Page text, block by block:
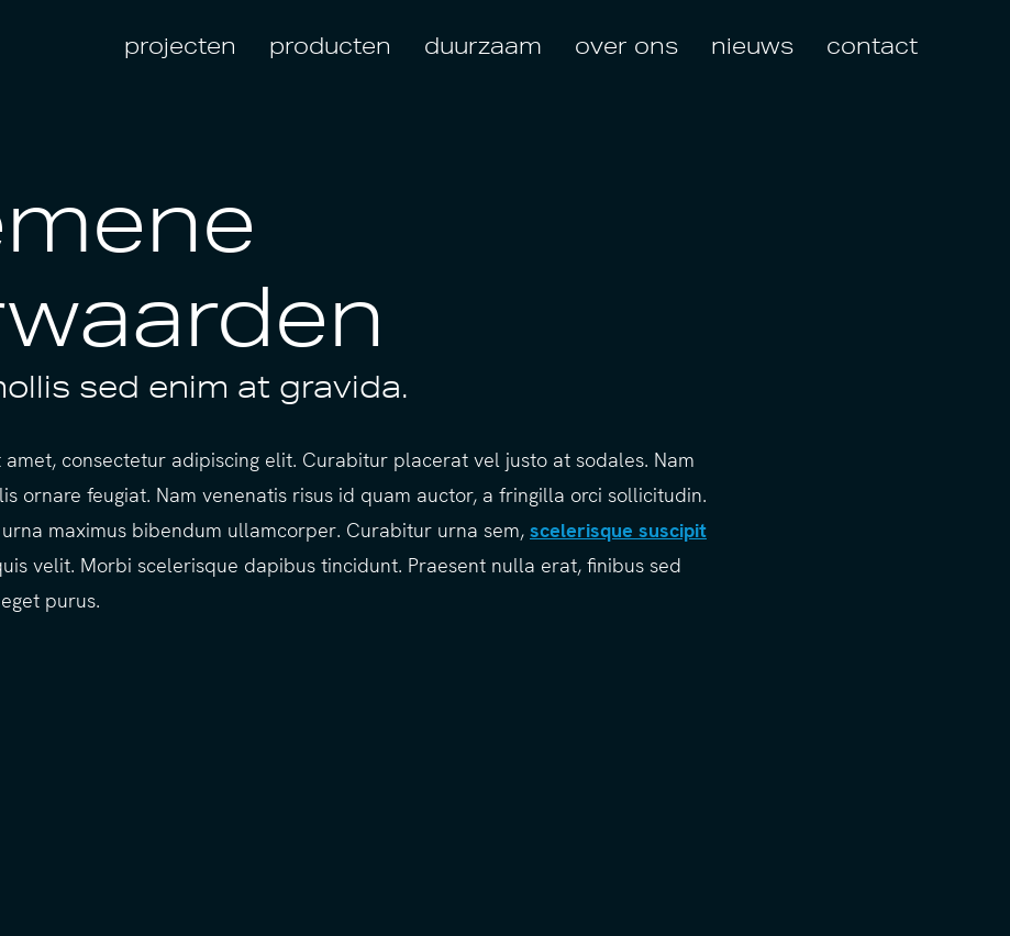
projecten producten duurzaam over ons nieuws contact
sed enim at gravida.
consectetur adipiscing elit. Curabitur placerat vel justo at sodales. Nam
ornare feugiat. Nam venenatis risus id quam auctor, a fringilla orci sollicitudin.
maximus bibendum ullamcorper. Curabitur urna sem, scelerisque suscipit
velit. Morbi scelerisque dapibus tincidunt. Praesent nulla erat, finibus sed
purus.